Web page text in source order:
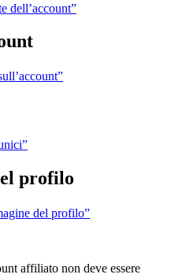
dell’account”
profilo
del profilo”
affiliato non deve essere